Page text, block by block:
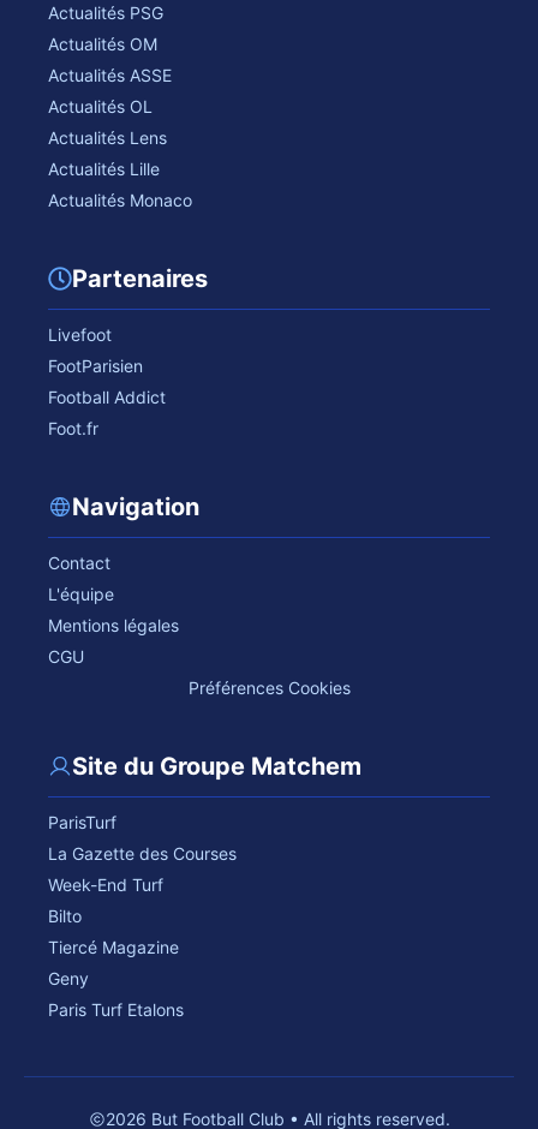
Actualités PSG
Actualités OM
Actualités ASSE
Actualités OL
Actualités Lens
Actualités Lille
Actualités Monaco
Partenaires
Livefoot
FootParisien
Football Addict
Foot.fr
Navigation
Contact
L'équipe
Mentions légales
CGU
Préférences Cookies
Site du Groupe Matchem
ParisTurf
La Gazette des Courses
Week-End Turf
Bilto
Tiercé Magazine
Geny
Paris Turf Etalons
2026 But Football Club • All rights reserved.